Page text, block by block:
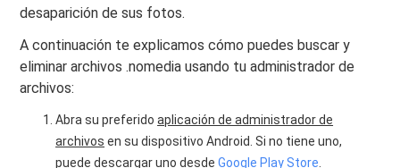
desaparición de sus fotos.
A continuación te explicamos cómo puedes buscar y
eliminar archivos .nomedia usando tu administrador de
archivos:
Abra su preferidoaplicación de administrador de
archivos en su dispositivo Android. Si no tiene uno,
puede descargar uno desdeGoogle Play Store.